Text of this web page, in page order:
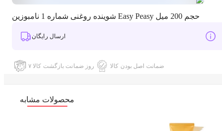
شوینده روغنی شماره 1 نامبوزین Easy Peasy حجم 200 میل
ارسال رایگان
۷ روز ضمانت بازگشت کالا ضمانت اصل بودن کالا
محصولات مشابه